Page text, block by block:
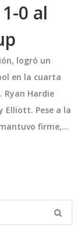
0 al
logró un
en la cuarta
Ryan Hardie
Elliott. Pese a la
firme,
al fútbol